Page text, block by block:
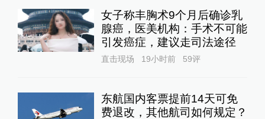
女子称丰胸术9个月后确诊乳
腺癌，医美机构：手术不可能
引发癌症，建议走司法途径
直击现场 19小时前 59评
东航国内客票提前14天可免
费退改，其他航司如何规定？